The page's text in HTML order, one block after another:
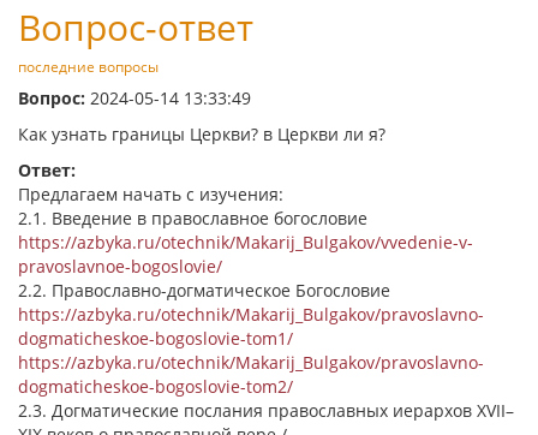
Вопрос-ответ
последние вопросы
Вопрос: 2024-05-14 13:33:49
Как узнать границы Церкви? в Церкви ли я?
Ответ:
Предлагаем начать с изучения:
2.1. Введение в православное богословие
https://azbyka.ru/otechnik/Makarij_Bulgakov/vvedenie-v-
pravoslavnoe-bogoslovie/
2.2. Православно-догматическое Богословие
https://azbyka.ru/otechnik/Makarij_Bulgakov/pravoslavno-
dogmaticheskoe-bogoslovie-tom1/
https://azbyka.ru/otechnik/Makarij_Bulgakov/pravoslavno-
dogmaticheskoe-bogoslovie-tom2/
2.3. Догматические послания православных иерархов XVII–